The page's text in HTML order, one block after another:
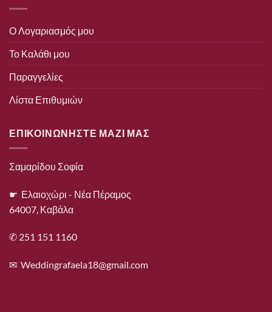
Ο Λογαριασμός μου
Το Καλάθι μου
Παραγγελίες
Λίστα Επιθυμιών
ΕΠΙΚΟΙΝΩΝΗΣΤΕ ΜΑΖΙ ΜΑΣ
Σαμαρίδου Σοφία
☛ Ελαιοχώρι - Νέα Πέραμος
64007, Καβάλα
✆ 251 151 1160
✉ Weddingrafaela18@gmail.com